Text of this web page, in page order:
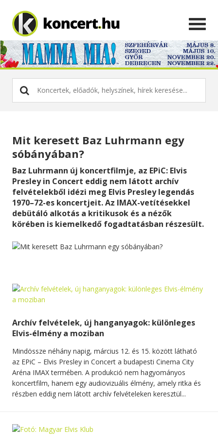
Mit keresett Baz Luhrmann egy
sóbányában?
Baz Luhrmann új koncertfilmje, az EPiC: Elvis
Presley in Concert eddig nem látott archív
felvételekből idézi meg Elvis Presley legendás
1970–72-es koncertjeit. Az IMAX-vetítésekkel
debütáló alkotás a kritikusok és a nézők
körében is kiemelkedő fogadtatásban részesült.
Archív felvételek, új hanganyagok: különleges
Elvis-élmény a moziban
Mindössze néhány napig, március 12. és 15. között látható
az EPiC – Elvis Presley in Concert a budapesti Cinema City
Aréna IMAX termében. A produkció nem hagyományos
koncertfilm, hanem egy audiovizuális élmény, amely ritka és
részben eddig nem látott archív felvételeken keresztül...